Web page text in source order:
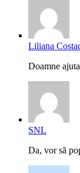
Liliana
Doamne
SNL
Da, vor să